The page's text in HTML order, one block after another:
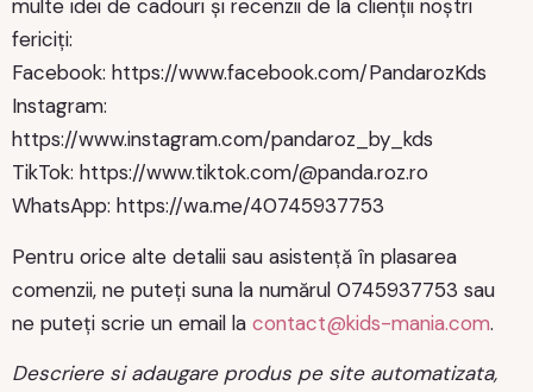
multe idei de cadouri și recenzii de la clienții noștri
fericiți:
Facebook: https://www.facebook.com/PandarozKds
Instagram:
https://www.instagram.com/pandaroz_by_kds
TikTok: https://www.tiktok.com/@panda.roz.ro
WhatsApp: https://wa.me/40745937753
Pentru orice alte detalii sau asistență în plasarea
comenzii, ne puteți suna la numărul 0745937753 sau
ne puteți scrie un email la contact@kids-mania.com.
Descriere si adaugare produs pe site automatizata,